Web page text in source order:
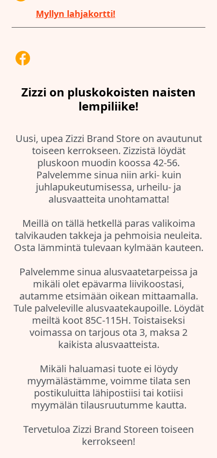
Myllyn lahjakortti!
Zizzi on pluskokoisten naisten
lempiliike!
Uusi, upea Zizzi Brand Store on avautunut
toiseen kerrokseen. Zizzistä löydät
pluskoon muodin koossa 42-56.
Palvelemme sinua niin arki- kuin
juhlapukeutumisessa, urheilu- ja
alusvaatteita unohtamatta!
Meillä on tällä hetkellä paras valikoima
talvikauden takkeja ja pehmoisia neuleita.
Osta lämmintä tulevaan kylmään kauteen.
Palvelemme sinua alusvaatetarpeissa ja
mikäli olet epävarma liivikoostasi,
autamme etsimään oikean mittaamalla.
Tule palveleville alusvaatekaupoille. Löydät
meiltä koot 85C-115H. Toistaiseksi
voimassa on tarjous ota 3, maksa 2
kaikista alusvaatteista.
Mikäli haluamasi tuote ei löydy
myymälästämme, voimme tilata sen
postikuluitta lähipostiisi tai kotiisi
myymälän tilausruutumme kautta.
Tervetuloa Zizzi Brand Storeen toiseen
kerrokseen!